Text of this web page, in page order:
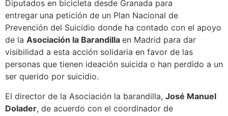
Diputados en bicicleta desde Granada para
entregar una petición de un Plan Nacional de
Prevención del Suicidio donde ha contado con el apoyo
de la Asociación la Barandilla en Madrid para dar
visibilidad a esta acción solidaria en favor de las
personas que tienen ideación suicida o han perdido a un
ser querido por suicidio.
El director de la Asociación la barandilla, José Manuel
Dolader, de acuerdo con el coordinador de